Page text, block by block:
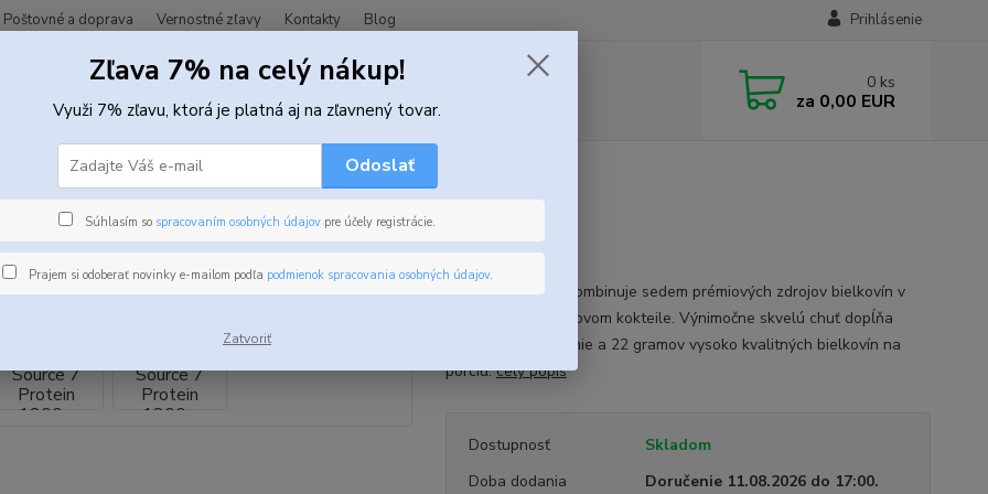
Poštovné a doprava Vernostné zľavy Kontakty Blog Prihlásenie
Hľadať 0 ks
za 0,00 EUR
Viaczložkové proteíny
1 Source 7 Protein 1800g
Source 7 Protein kombinuje sedem prémiových zdrojov bielkovín v
každom ultra krémovom kokteile. Výnimočne skvelú chuť dopĺňa
jednoduché miešanie a 22 gramov vysoko kvalitných bielkovín na
porciu.celý popis
Dostupnosť
Skladom
Doba dodania
Doručenie 11.08.2026 do 17:00.
Zľava 7% na celý nákup!
Využi 7% zľavu, ktorá je platná aj na zľavnený tovar.
Odoslať
Súhlasím so spracovaním osobných údajov pre účely registrácie.
Prajem si odoberať novinky e-mailom podľa podmienok spracovania osobných údajov.
Zatvoriť